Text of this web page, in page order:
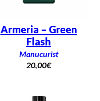
Armeria – Green
Flash
Manucurist
20,00€